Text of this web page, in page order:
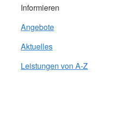
Informieren
Angebote
Aktuelles
Leistungen von A-Z